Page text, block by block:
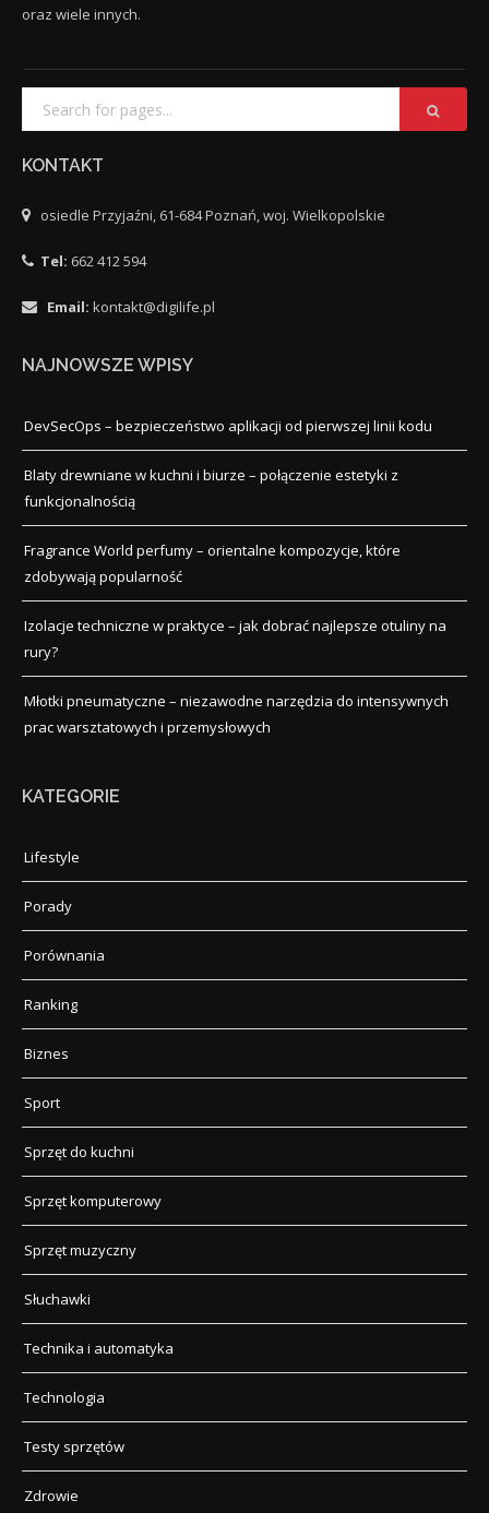
oraz wiele innych.
KONTAKT
osiedle Przyjaźni, 61-684 Poznań, woj. Wielkopolskie
Tel: 662 412 594
Email: kontakt@digilife.pl
NAJNOWSZE WPISY
DevSecOps – bezpieczeństwo aplikacji od pierwszej linii kodu
Blaty drewniane w kuchni i biurze – połączenie estetyki z
funkcjonalnością
Fragrance World perfumy – orientalne kompozycje, które
zdobywają popularność
Izolacje techniczne w praktyce – jak dobrać najlepsze otuliny na
rury?
Młotki pneumatyczne – niezawodne narzędzia do intensywnych
prac warsztatowych i przemysłowych
KATEGORIE
Lifestyle
Porady
Porównania
Ranking
Biznes
Sport
Sprzęt do kuchni
Sprzęt komputerowy
Sprzęt muzyczny
Słuchawki
Technika i automatyka
Technologia
Testy sprzętów
Zdrowie